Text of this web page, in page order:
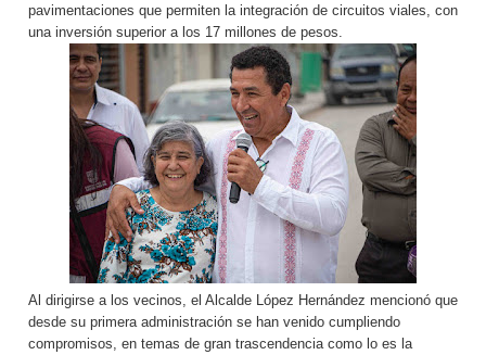
pavimentaciones que permiten la integración de circuitos viales, con
una inversión superior a los 17 millones de pesos.
Al dirigirse a los vecinos, el Alcalde López Hernández mencionó que
desde su primera administración se han venido cumpliendo
compromisos, en temas de gran trascendencia como lo es la